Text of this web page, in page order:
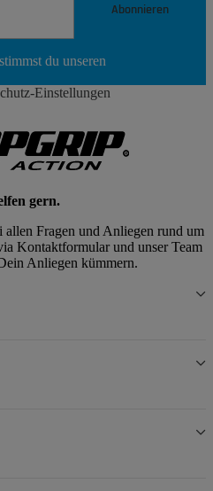
Abonnieren
du unseren
Einstellungen
gern.
Fragen und Anliegen rund um
Kontaktformular und unser Team
Anliegen kümmern.